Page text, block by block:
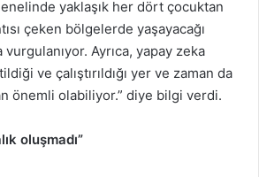
yaklaşık her dört çocuktan
çeken bölgelerde yaşayacağı
vurgulanıyor. Ayrıca, yapay zeka
ve çalıştırıldığı yer ve zaman da
önemli olabiliyor.” diye bilgi verdi.
oluşmadı”